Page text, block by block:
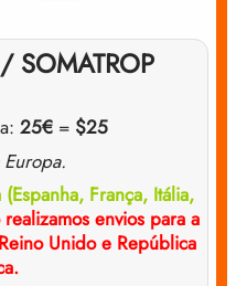
SOMATROP
25€= $25
França, Itália,
envios para a
Unido e República